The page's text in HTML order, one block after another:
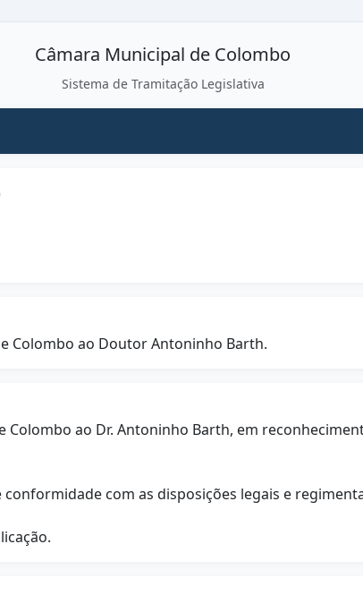
Câmara Municipal de Colombo
Sistema de Tramitação Legislativa
Colombo ao Doutor Antoninho Barth.
Colombo ao Dr. Antoninho Barth, em
com as disposições legais e